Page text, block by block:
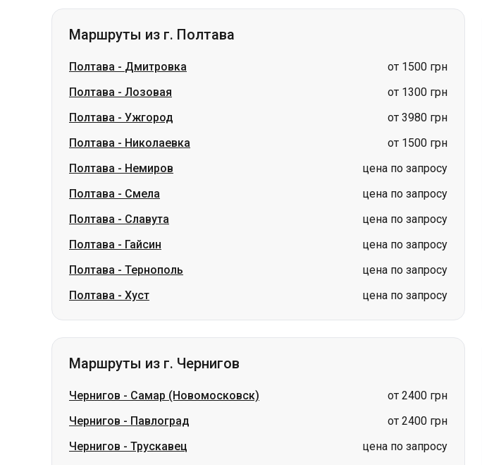
Полтава- Ужгород
Полтава-Николаевка
от 1500 грн
Полтава-Немиров
цена по запросу
Полтава-Смела
цена по запросу
Полтава-Славута
цена по запросу
Полтава-Гайсин
цена по запросу
Полтава-Тернополь
цена по запросу
Полтава-Хуст цена по запросу
Маршруты из г. Чернигов
Чернигов-Самар (Новомосковск)
от 2400 грн
Чернигов - Трускавец
Чернигов-Кропивницкий
цена по запросу
Чернигов-Владимир
цена по запросу
Чернигов-Ковель
цена по запросу